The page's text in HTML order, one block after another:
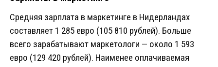
Средняя зарплата в маркетинге в Нидерландах
составляет 1 285 евро (105 810 рублей). Больше
всего зарабатывают маркетологи — около 1 593
евро (129 420 рублей). Наименее оплачиваемая